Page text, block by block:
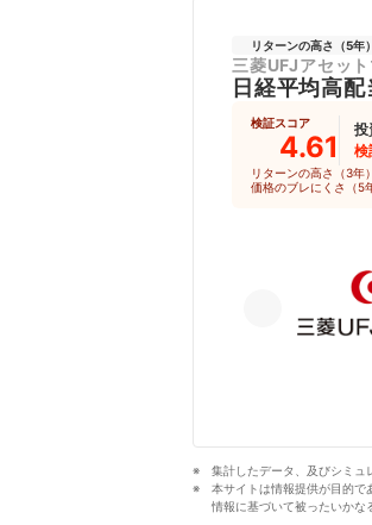
リターンの高さ（5年
三菱UFJアセッ
日経平均高
検証スコア
4.61
投
検
リターンの高さ（3年）
価格のブレにくさ（5
集計したデータ、及びシミュ
本サイトは情報提供が目的で
情報に基づいて被ったいかな